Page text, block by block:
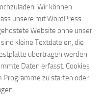
Wir können
unsere mit WordPress
Website ohne unser
kleine Textdateien, die
übertragen werden.
Daten erfasst. Cookies
Programme zu starten oder